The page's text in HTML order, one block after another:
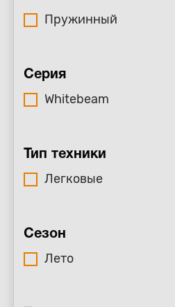
Пружинный
Серия
Whitebeam
Тип техники
Легковые
Сезон
Лето